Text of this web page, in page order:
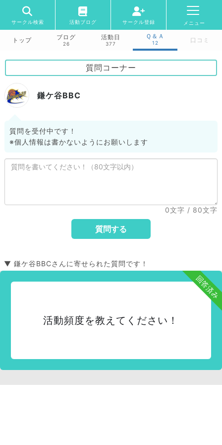
サークル検索 活動ブログ サークル登録 メニュー
トップ ブログ
26
活動日
377
Ｑ＆Ａ
12 口コミ
質問コーナー
鎌ケ谷BBC
質問を受付中です！
※個人情報は書かないようにお願いします
0文字 / 80文字
▼ 鎌ケ谷BBCさんに寄せられた質問です！
回答済み
活動頻度を教えてください！